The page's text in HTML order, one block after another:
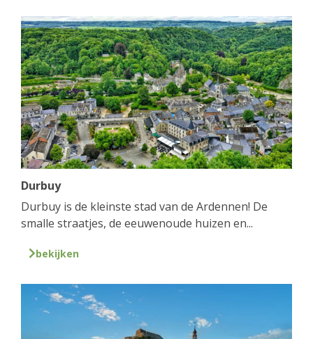
Durbuy
Durbuy is de kleinste stad van de Ardennen! De
smalle straatjes, de eeuwenoude huizen en...
bekijken